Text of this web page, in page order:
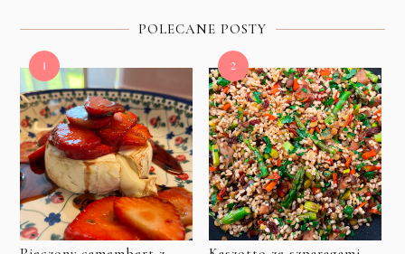
POLECANE POSTY